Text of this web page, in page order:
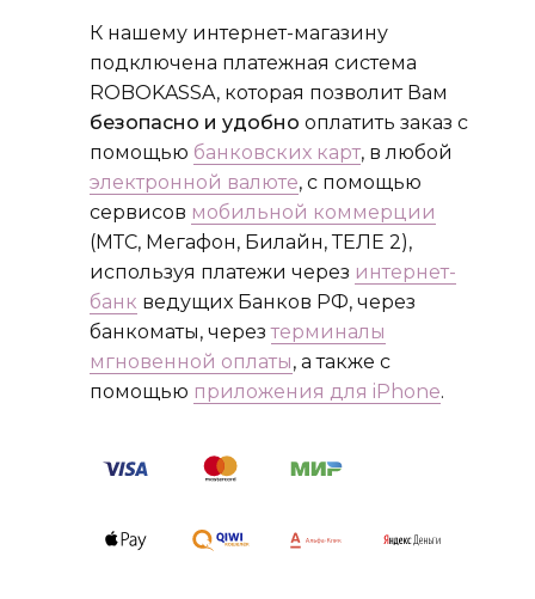
К нашему интернет-магазину
подключена платежная система
ROBOKASSA, которая позволит Вам
безопасно и удобно оплатить заказ с
помощью банковских карт, в любой
электронной валюте, с помощью
сервисов мобильной коммерции
(МТС, Мегафон, Билайн, ТЕЛЕ 2),
используя платежи через интернет-
банк ведущих Банков РФ, через
банкоматы, черезтерминалы
мгновенной оплаты, а также с
помощью приложения для iPhone.